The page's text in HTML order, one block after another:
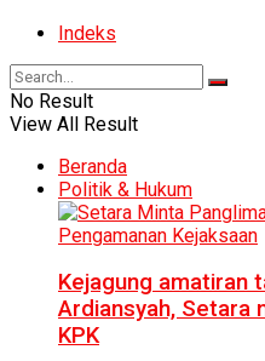
Indeks
No Result
View All Result
Beranda
Politik & Hukum
Kejagung amatiran
Ardiansyah, Setara
KPK